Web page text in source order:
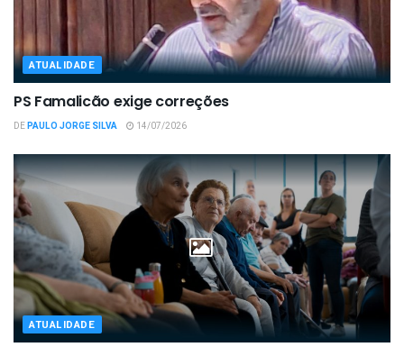
ATUALIDADE
PS Famalicão exige correções
DEPAULO JORGE SILVA 14/07/2026
ATUALIDADE